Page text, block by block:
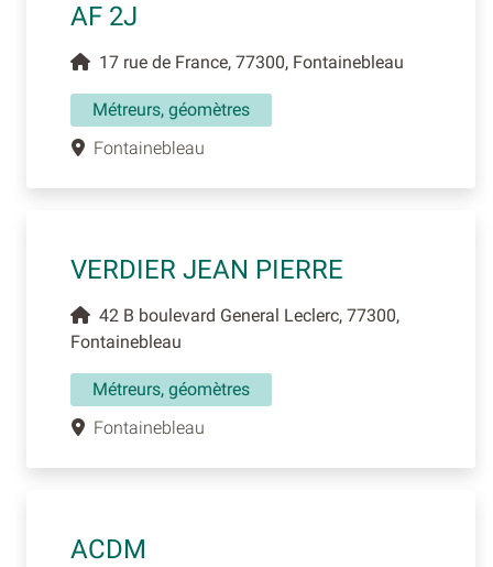
AF 2J
17 rue de France, 77300, Fontainebleau
Métreurs, géomètres
Fontainebleau
VERDIER JEAN PIERRE
42 B boulevard General Leclerc, 77300,
Fontainebleau
Métreurs, géomètres
Fontainebleau
ACDM